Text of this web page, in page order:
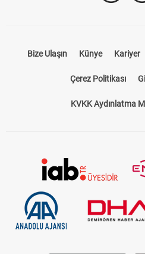
Bize Ulaşın Künye Kariyer
Çerez Politikası
KVKK Aydınlatma